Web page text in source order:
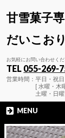
甘雪菓子
だいこお
お気軽にお問い合わせく
TEL 055-269-
営業時間：平日・祝
[ 水曜・木曜
土曜・日曜
MENU